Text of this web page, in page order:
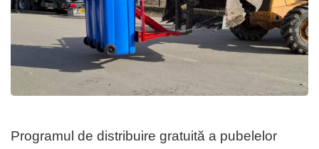
Programul de distribuire gratuită a pubelelor